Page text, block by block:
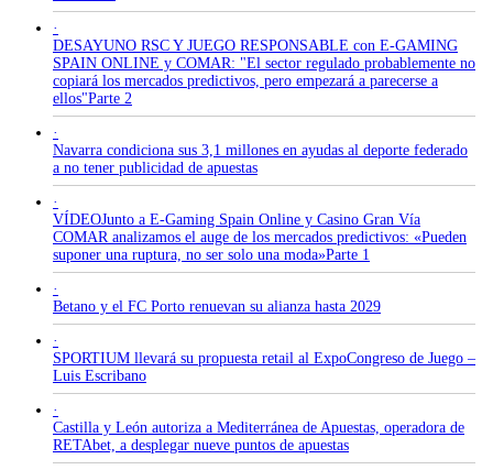
·
DESAYUNO RSC Y JUEGO RESPONSABLE con E-GAMING
SPAIN ONLINE y COMAR: "El sector regulado probablemente no
copiará los mercados predictivos, pero empezará a parecerse a
ellos"Parte 2
·
Navarra condiciona sus 3,1 millones en ayudas al deporte federado
a no tener publicidad de apuestas
·
VÍDEOJunto a E-Gaming Spain Online y Casino Gran Vía
COMAR analizamos el auge de los mercados predictivos: «Pueden
suponer una ruptura, no ser solo una moda»Parte 1
·
Betano y el FC Porto renuevan su alianza hasta 2029
·
SPORTIUM llevará su propuesta retail al ExpoCongreso de Juego –
Luis Escribano
·
Castilla y León autoriza a Mediterránea de Apuestas, operadora de
RETAbet, a desplegar nueve puntos de apuestas